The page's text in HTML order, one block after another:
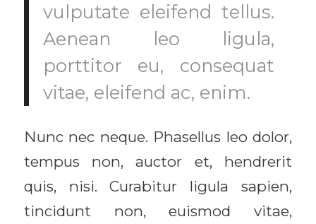
vulputate eleifend tellus.
Aenean leo ligula,
porttitor eu, consequat
vitae, eleifend ac, enim.
Nunc nec neque. Phasellus leo dolor,
tempus non, auctor et, hendrerit
quis, nisi. Curabitur ligula sapien,
tincidunt non, euismod vitae,